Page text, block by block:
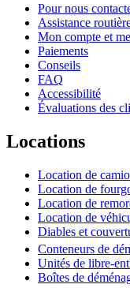
Pour nous
Assistance
Mon compte et
Paiements
Conseils
FAQ
Accessibilité
Évaluations des
Locations
Location de
Location de
Location de
Location de
Diables et
Conteneurs de
Unités de libre-
Boîtes de